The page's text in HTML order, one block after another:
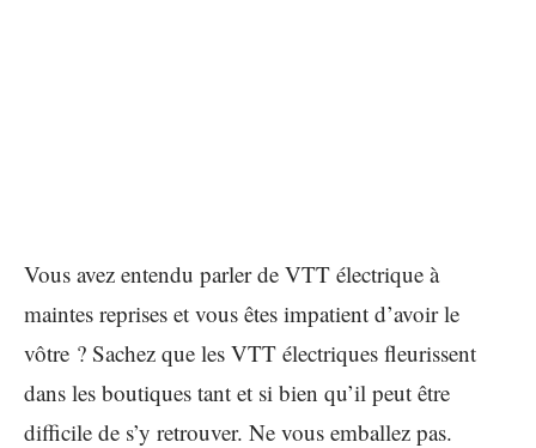
Vous avez entendu parler de VTT électrique à
maintes reprises et vous êtes impatient d’avoir le
vôtre ? Sachez que les VTT électriques fleurissent
dans les boutiques tant et si bien qu’il peut être
difficile de s’y retrouver. Ne vous emballez pas.